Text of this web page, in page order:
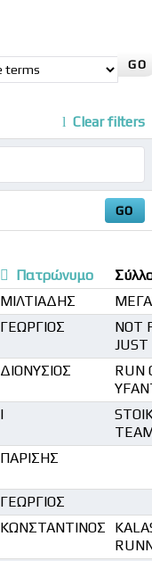
Clear filters
Πατρώνυμο
ΜΙΛΤΙΑΔΗΣ
ΓΕΩΡΓΙΟΣ
NOT
JUST
ΔΙΟΝΥΣΙΟΣ
RUN
Ι
ΠΑΡΙΣΗΣ
ΓΕΩΡΓΙΟΣ
ΚΩΝΣΤΑΝΤΙΝΟΣ